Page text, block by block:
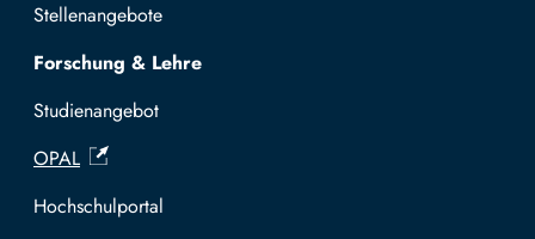
Stellenangebote
Forschung & Lehre
Studienangebot
OPAL
Hochschulportal